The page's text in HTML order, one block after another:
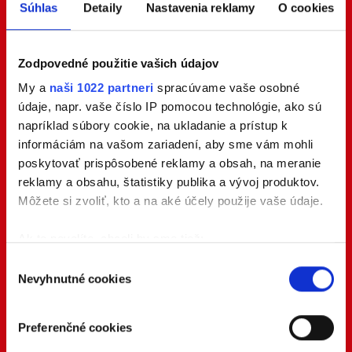
Súhlas Detaily Nastavenia reklamy O cookies
Zodpovedné použitie vašich údajov
My a naši 1022 partneri spracúvame vaše osobné
údaje, napr. vaše číslo IP pomocou technológie, ako sú
napríklad súbory cookie, na ukladanie a prístup k
informáciám na vašom zariadení, aby sme vám mohli
poskytovať prispôsobené reklamy a obsah, na meranie
reklamy a obsahu, štatistiky publika a vývoj produktov.
Môžete si zvoliť, kto a na aké účely použije vaše údaje.
polohe s presnosťou na niekoľko metrov
skenovaním konkrétnych charakteristík (odtlačky
prstov).
súhlasu
Nevyhnutné cookies
Preferenčné cookies